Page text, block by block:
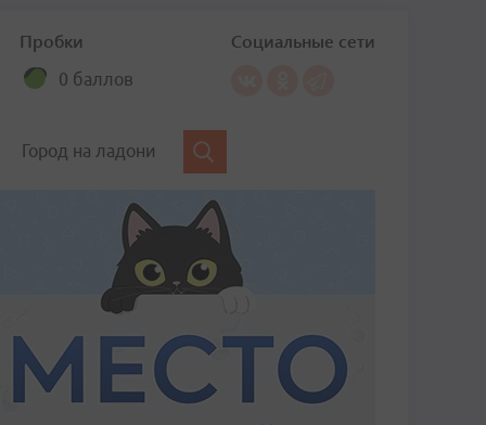
Пробки
0 баллов
Социальные сети
Город на ладони